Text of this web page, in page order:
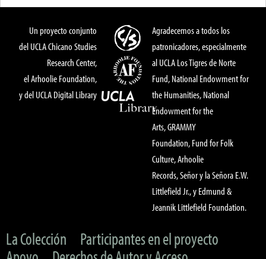
Un proyecto conjunto
del UCLA Chicano Studies
Research Center,
el Arhoolie Foundation,
y del UCLA Digital Library
Agradecemos a todos los
patronicadores, especialmente
al UCLA Los Tigres de Norte
Fund, National Endowment for
the Humanities, National
Endowment for the
Arts, GRAMMY
Foundation, Fund for Folk
Culture, Arhoolie
Records, Señor y la Señora E.W.
Littlefield Jr., y Edmund &
Jeannik Littlefield Foundation.
La Colección
Participantes en el proyecto